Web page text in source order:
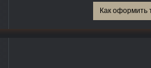
Как оформить